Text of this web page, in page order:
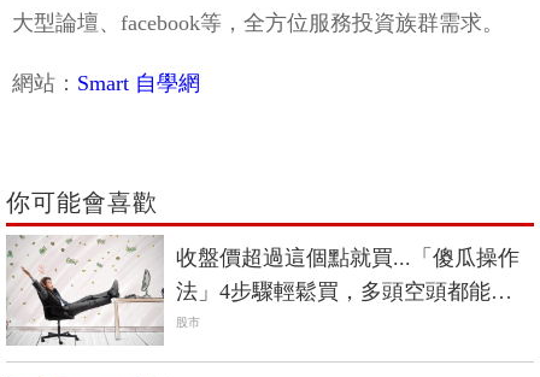
大型論壇、facebook等，全方位服務投資族群需求。
網站： Smart 自學網
你可能會喜歡
收盤價超過這個點就買...「傻瓜操作
法」4步驟輕鬆買，多頭空頭都能賺
錢
股市